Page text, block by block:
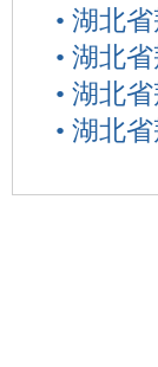
• 湖北
• 湖北
• 湖北
• 湖北